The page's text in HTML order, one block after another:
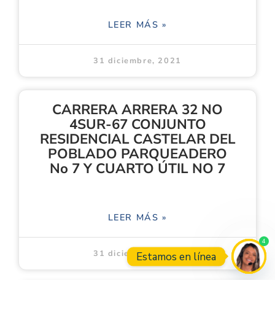
LEER MÁS »
31 diciembre, 2021
CARRERA ARRERA 32 NO
4SUR-67 CONJUNTO
RESIDENCIAL CASTELAR DEL
POBLADO PARQUEADERO
No 7 Y CUARTO ÚTIL NO 7
LEER MÁS »
31 diciembre, 2021
Estamos en línea
4